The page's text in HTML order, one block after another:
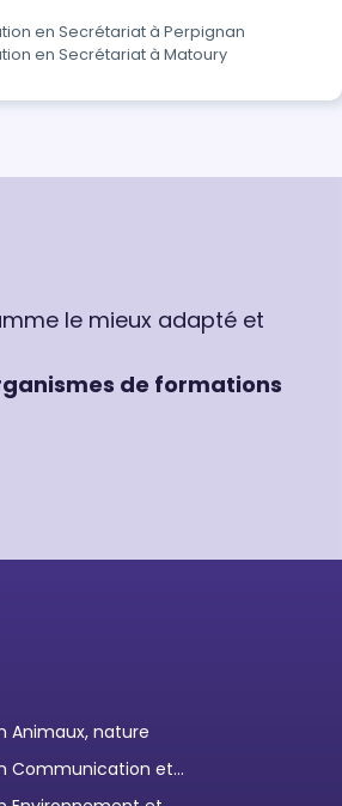
en Secrétariat à Perpignan
en Secrétariat à Matoury
le mieux adapté et
de formations
Animaux, nature
Communication et
et